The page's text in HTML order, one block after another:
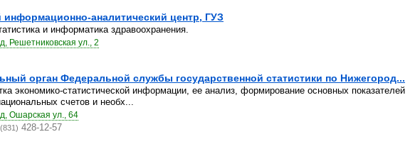
аналитический центр, ГУЗ
и информатика здравоохранения.
Решетниковская ул., 2
орган Федеральной службы государственной статистики по Нижегород...
экономико-статистической информации, ее анализ, формирование основных показателей
счетов и необх...
Ошарская ул., 64
(831) 428-12-57